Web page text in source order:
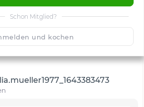
Schon Mitglied?
und kochen
1500 Speichern